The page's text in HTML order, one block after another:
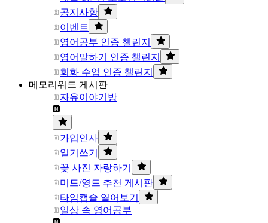
공지사항
이벤트
영어공부 인증 챌린지
영어말하기 인증 챌린지
회화 수업 인증 챌린지
메모리워드 게시판
자유이야기방
가입인사
일기쓰기
꽃 사진 자랑하기
미드/영드 추천 게시판
타임캡슐 열어보기
일상 속 영어공부